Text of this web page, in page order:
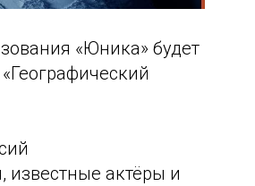
«Юника» будет
известные актёры и